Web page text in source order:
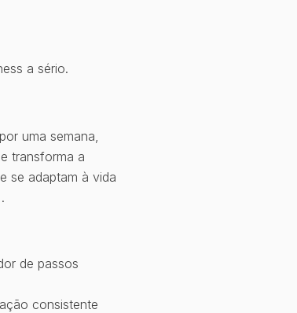
a sério.
uma semana,
transforma a
se adaptam à vida
de passos
consistente